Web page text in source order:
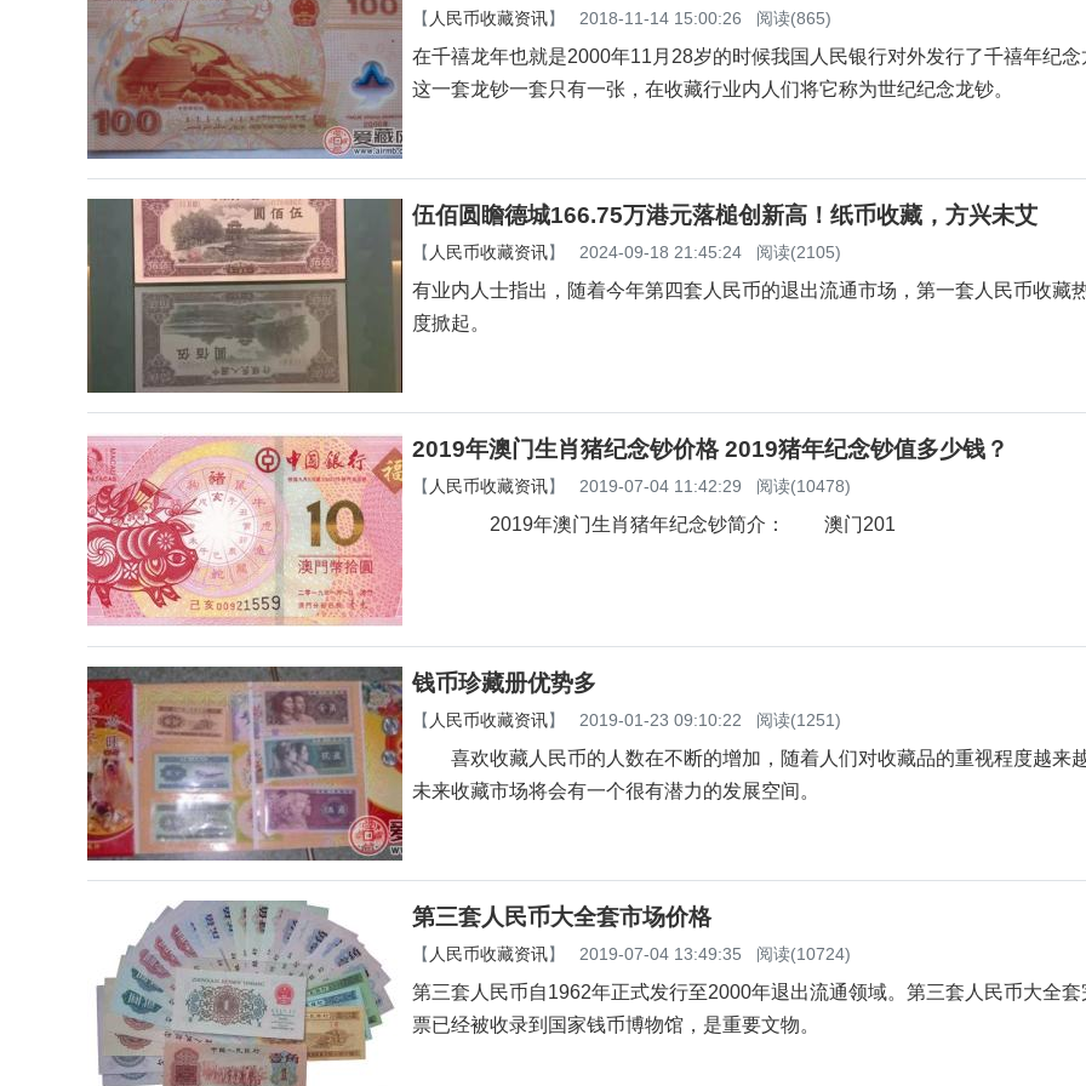
【 人民币收藏资讯】 2018-11-14 15:00:26 阅读(865)
在千禧龙年也就是2000年11月28岁的时候我国人民银行对外发行了千禧年纪念
这一套龙钞一套只有一张，在收藏行业内人们将它称为世纪纪念龙钞。
伍佰圆瞻德城166.75万港元落槌创新高！纸币收藏，方兴未艾
【 人民币收藏资讯】 2024-09-18 21:45:24 阅读(2105)
有业内人士指出，随着今年第四套人民币的退出流通市场，第一套人民币收藏
度掀起。
2019年澳门生肖猪纪念钞价格 2019猪年纪念钞值多少钱？
【 人民币收藏资讯】 2019-07-04 11:42:29 阅读(10478)
2019年澳门生肖猪年纪念钞简介： 澳门201
钱币珍藏册优势多
【 人民币收藏资讯】 2019-01-23 09:10:22 阅读(1251)
喜欢收藏人民币的人数在不断的增加，随着人们对收藏品的重视程度越来
未来收藏市场将会有一个很有潜力的发展空间。
第三套人民币大全套市场价格
【 人民币收藏资讯】 2019-07-04 13:49:35 阅读(10724)
第三套人民币自1962年正式发行至2000年退出流通领域。第三套人民币大全套
票已经被收录到国家钱币博物馆，是重要文物。